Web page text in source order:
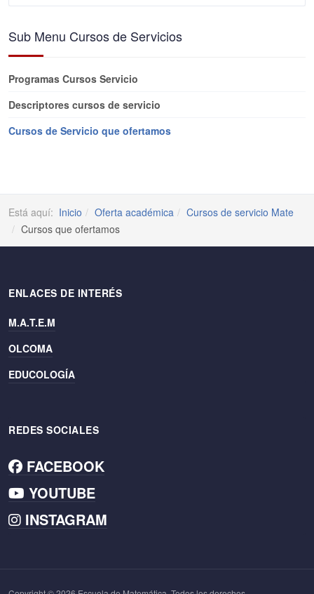
Sub Menu Cursos de Servicios
Programas Cursos Servicio
Descriptores cursos de servicio
Cursos de Servicio que ofertamos
Está aquí: Inicio Oferta académica
Cursos de servicio Mate
Cursos que ofertamos
ENLACES DE INTERÉS
M.A.T.E.M
OLCOMA
EDUCOLOGÍA
REDES SOCIALES
FACEBOOK
YOUTUBE
INSTAGRAM